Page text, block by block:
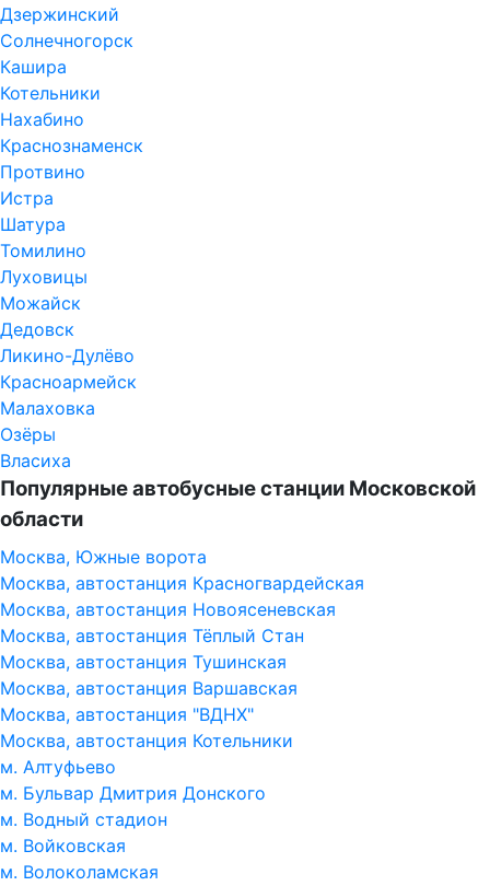
Дзержинский
Солнечногорск
Кашира
Котельники
Нахабино
Краснознаменск
Протвино
Истра
Шатура
Томилино
Луховицы
Можайск
Дедовск
Ликино-Дулёво
Красноармейск
Малаховка
Озёры
Власиха
Популярные автобусные станции Московской
области
Москва, Южные ворота
Москва, автостанция Красногвардейская
Москва, автостанция Новоясеневская
Москва, автостанция Тёплый Стан
Москва, автостанция Тушинская
Москва, автостанция Варшавская
Москва, автостанция "ВДНХ"
Москва, автостанция Котельники
м. Алтуфьево
м. Бульвар Дмитрия Донского
м. Водный стадион
м. Войковская
м. Волоколамская